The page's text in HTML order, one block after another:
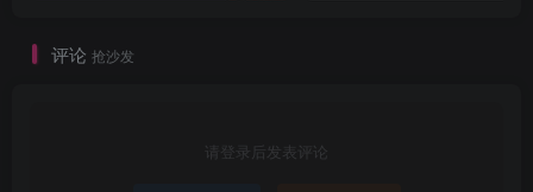
评论 抢沙发
请登录后发表评论